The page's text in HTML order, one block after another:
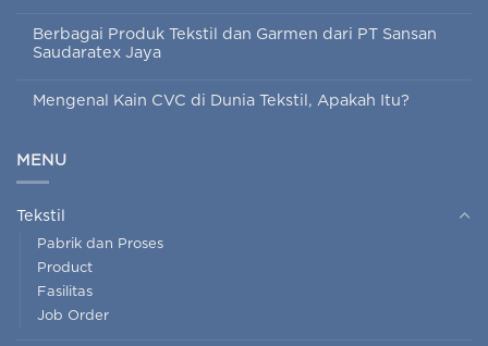
Berbagai Produk Tekstil dan Garmen dari PT Sansan
Saudaratex Jaya
Mengenal Kain CVC di Dunia Tekstil, Apakah Itu?
MENU
Tekstil
Pabrik dan Proses
Product
Fasilitas
Job Order